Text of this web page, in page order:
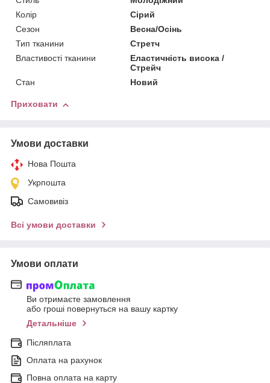
Колір
Сірий
Сезон
Весна/Осінь
Тип тканини
Стретч
Властивості тканини
Еластичність висока /
Стрейч
Стан
Новий
Приховати
Умови доставки
Нова Пошта
Укрпошта
Самовивіз
Всі умови доставки
Умови оплати
Ви отримаєте замовлення
або гроші повернуться на вашу картку
Детальніше
Післяплата
Оплата на рахунок
Повна оплата на карту